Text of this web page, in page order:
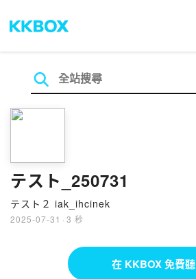
テスト_250731
テスト２ iak_ihcinek
2025-07-31 · 3 秒
在 KKBOX 免費聽